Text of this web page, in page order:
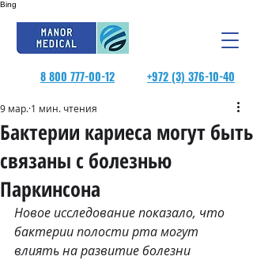
Bing
8 800 777-00-12 +972 (3) 376-10-40
Бактерии кариеса могут быть
связаны с болезнью
Паркинсона
9 мар. 1 мин. чтения
Новое исследование показало, что
бактерии полости рта могут
влиять на развитие болезни